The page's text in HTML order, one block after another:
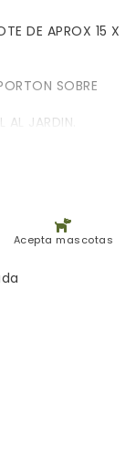
DE APROX 15 X
SOBRE
JARDIN.
FRENTE Y OTRO
( 5 X 3M) BAÑO
Acepta mascotas